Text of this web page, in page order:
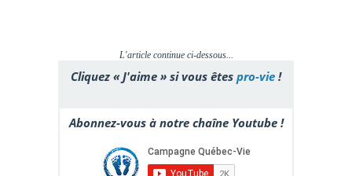
L'article continue ci-dessous...
Cliquez « J'aime » si vous êtes pro-vie !
Abonnez-vous à notre chaîne Youtube !